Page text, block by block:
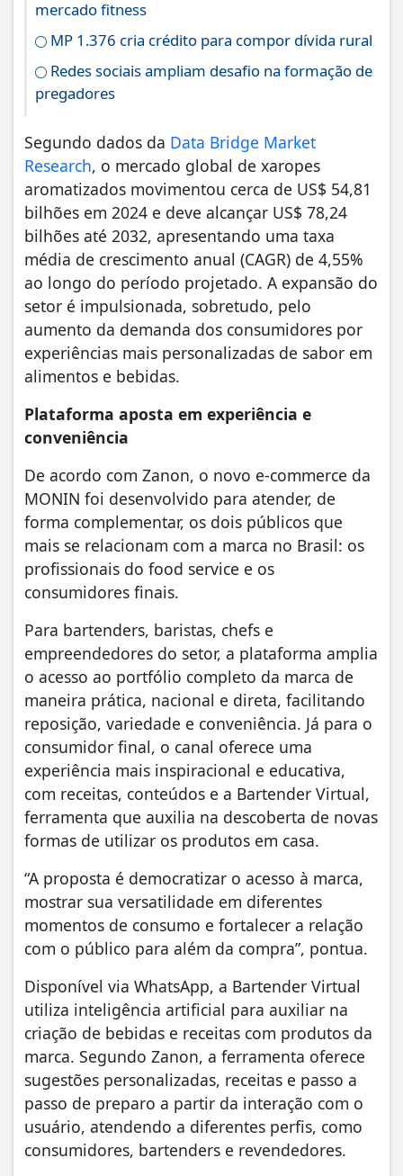
mercado fitness
MP 1.376 cria crédito para compor dívida rural
Redes sociais ampliam desafio na formação de
pregadores
Segundo dados da Data Bridge Market
Research, o mercado global de xaropes
aromatizados movimentou cerca de US$ 54,81
bilhões em 2024 e deve alcançar US$ 78,24
bilhões até 2032, apresentando uma taxa
média de crescimento anual (CAGR) de 4,55%
ao longo do período projetado. A expansão do
setor é impulsionada, sobretudo, pelo
aumento da demanda dos consumidores por
experiências mais personalizadas de sabor em
alimentos e bebidas.
Plataforma aposta em experiência e
conveniência
De acordo com Zanon, o novo e-commerce da
MONIN foi desenvolvido para atender, de
forma complementar, os dois públicos que
mais se relacionam com a marca no Brasil: os
profissionais do food service e os
consumidores finais.
Para bartenders, baristas, chefs e
empreendedores do setor, a plataforma amplia
o acesso ao portfólio completo da marca de
maneira prática, nacional e direta, facilitando
reposição, variedade e conveniência. Já para o
consumidor final, o canal oferece uma
experiência mais inspiracional e educativa,
com receitas, conteúdos e a Bartender Virtual,
ferramenta que auxilia na descoberta de novas
formas de utilizar os produtos em casa.
“A proposta é democratizar o acesso à marca,
mostrar sua versatilidade em diferentes
momentos de consumo e fortalecer a relação
com o público para além da compra”, pontua.
Disponível via WhatsApp, a Bartender Virtual
utiliza inteligência artificial para auxiliar na
criação de bebidas e receitas com produtos da
marca. Segundo Zanon, a ferramenta oferece
sugestões personalizadas, receitas e passo a
passo de preparo a partir da interação com o
usuário, atendendo a diferentes perfis, como
consumidores, bartenders e revendedores.